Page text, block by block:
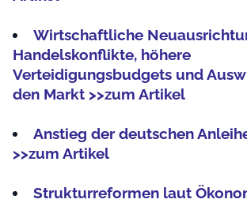
Wirtschaftliche
Handelskonflikte, höhere
Verteidigungsbudgets und
den Markt >>zum Artikel
Anstieg der deutschen
>>zum Artikel
Strukturreformen laut